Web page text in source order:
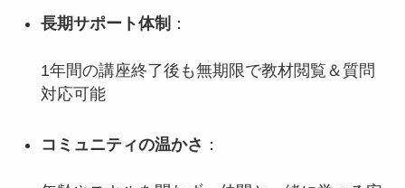
長期サポート体制 ：
1年間の講座終了後も無期限で教材閲覧＆質問
対応可能
コミュニティの温かさ ：